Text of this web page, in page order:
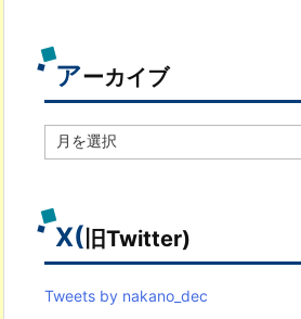
別
アーカイブ
ー
ブ
X( 旧Twitter)
Tweets by nakano_dec